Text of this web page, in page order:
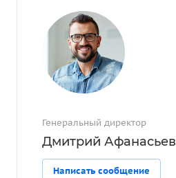
Генеральный директор
Дмитрий Афанасьев
Написать сообщение